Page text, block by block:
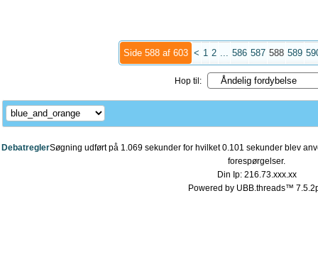
Side 588 af 603 < 1 2 ... 586 587 588 589
Hop til:
DebatreglerSøgning udført på 1.069 sekunder for hvilket 0.101 sekunder blev
forespørgelser.
Din Ip: 216.73.xxx.xx
Powered by UBB.threads™